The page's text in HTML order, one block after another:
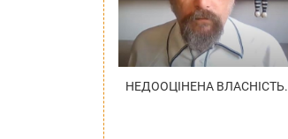
НЕДООЦІНЕНА ВЛАСНІСТЬ.